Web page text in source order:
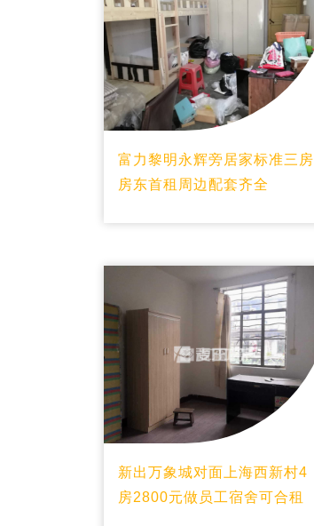
富力黎明永辉旁居家标准三房
房东首租周边配套齐全
新出万象城对面上海西新村4
房2800元做员工宿舍可合租